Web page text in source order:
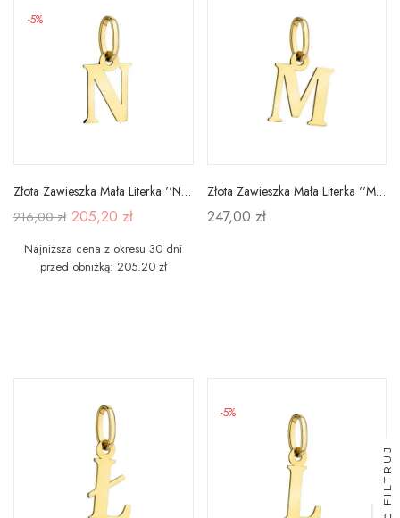
-5%
Złota Zawieszka Mała Literka ''N'' pr 585
216,00 zł 205,20 zł
Najniższa cena z okresu 30 dni
przed obniżką: 205.20 zł
Złota Zawieszka Mała Literka ''M'' pr 585
247,00 zł
-5%
FILTRUJ